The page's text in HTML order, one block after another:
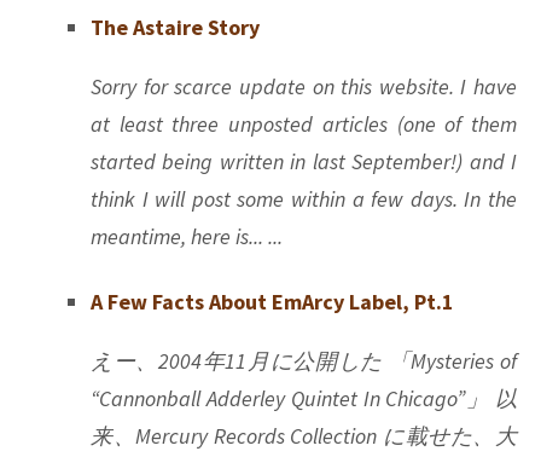
The Astaire Story
Sorry for scarce update on this website. I have
at least three unposted articles (one of them
started being written in last September!) and I
think I will post some within a few days. In the
meantime, here is... ...
A Few Facts About EmArcy Label, Pt.1
えー、2004年11月に公開した 「Mysteries of
“Cannonball Adderley Quintet In Chicago”」 以
来、Mercury Records Collection に載せた、大